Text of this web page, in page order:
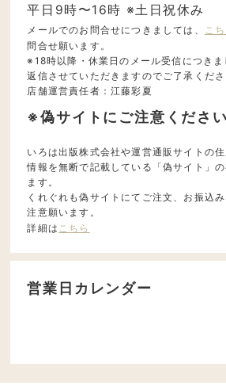
平日9時〜16時 ※土日祝休み
メールでのお問合せにつきましては、 こ
問合せ願います。
※18時以降・休業日のメール受信につき
返信させていただきますのでご了承くださ
店舗運営責任者：江藤彩夏
※偽サイトにご注意ください
いろは出版株式会社や運営通販サイトの
情報を無断で記載している「偽サイト」
ます。
くれぐれも偽サイトにてご注文、お振込
注意願います。
詳細は こちら
営業日カレンダー